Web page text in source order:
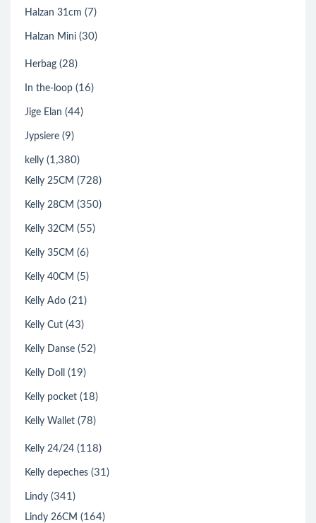
Halzan 31cm (7)
Halzan Mini (30)
Herbag (28)
In the-loop (16)
Jige Elan (44)
Jypsiere (9)
kelly (1,380)
Kelly 25CM (728)
Kelly 28CM (350)
Kelly 32CM (55)
Kelly 35CM (6)
Kelly 40CM (5)
Kelly Ado (21)
Kelly Cut (43)
Kelly Danse (52)
Kelly Doll (19)
Kelly pocket (18)
Kelly Wallet (78)
Kelly 24/24 (118)
Kelly depeches (31)
Lindy (341)
Lindy 26CM (164)